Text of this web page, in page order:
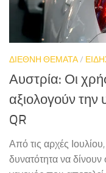
ΔΙΕΘΝΗ ΘΕΜΑΤΑ/
Αυστρία: Οι
αξιολογούν
QR
Από τις αρχές
δυνατότητα να